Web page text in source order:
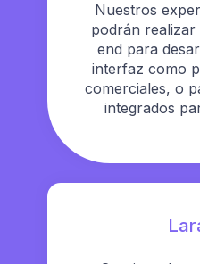
Nuestros
podrán
end para
interfaz como
comerciales, o
integrados